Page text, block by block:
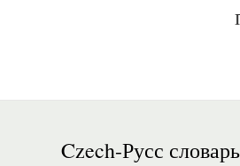
Czech-Русс словарь